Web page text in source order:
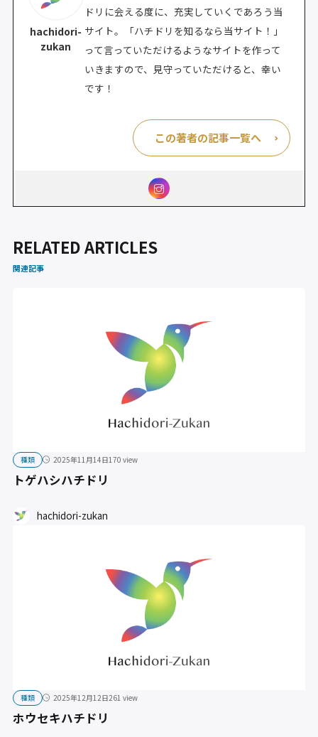
hachidori-
zukan
ドリに会える度に、充実していくであろう当
サイト。「ハチドリを知るなら当サイト！」
って言っていただけるようなサイトを作って
いきますので、見守っていただけると、幸い
です！
この著者の記事一覧へ
RELATED ARTICLES
関連記事
種類 2025年11月14日170 view
トゲハシハチドリ
hachidori-zukan
種類 2025年12月12日261 view
ホウセキハチドリ